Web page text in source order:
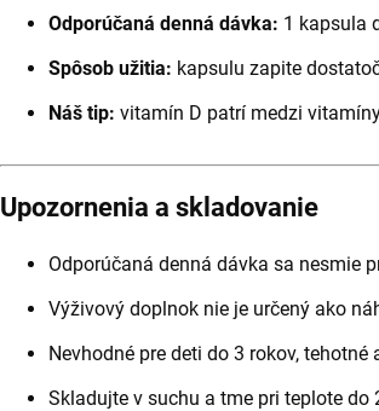
Odporúčaná denná dávka: 1 kapsula
Spôsob užitia: kapsulu zapite
Náš tip: vitamín D patrí medzi
Upozornenia a skladovanie
Odporúčaná denná dávka sa nesmie
Výživový doplnok nie je určený ako
Nevhodné pre deti do 3 rokov, tehotné
Skladujte v suchu a tme pri teplote do